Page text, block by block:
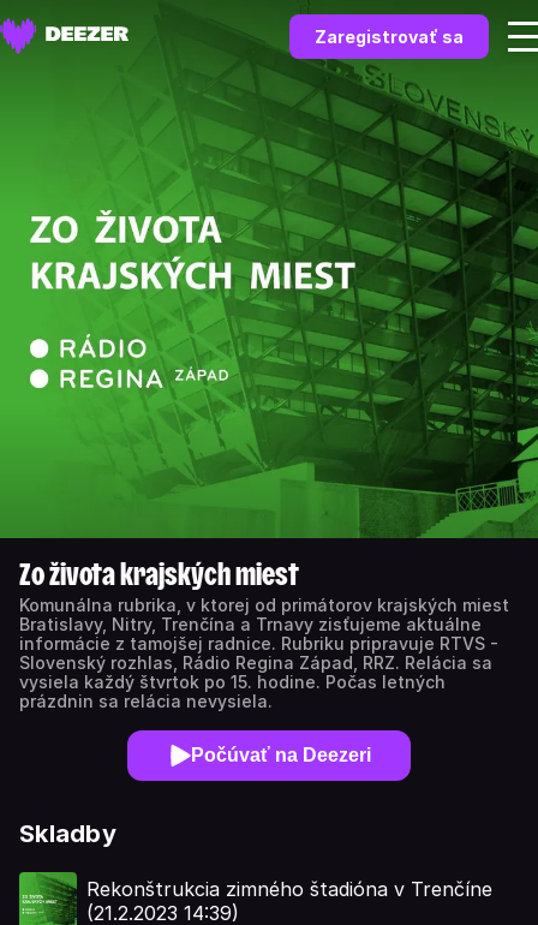
Zaregistrovať sa
Zo života krajských miest
Komunálna rubrika, v ktorej od primátorov krajských miest
Bratislavy, Nitry, Trenčína a Trnavy zisťujeme aktuálne
informácie z tamojšej radnice. Rubriku pripravuje RTVS -
Slovenský rozhlas, Rádio Regina Západ, RRZ. Relácia sa
vysiela každý štvrtok po 15. hodine. Počas letných
prázdnin sa relácia nevysiela.
Počúvať na Deezeri
Skladby
Rekonštrukcia zimného štadióna v Trenčíne
(21.2.2023 14:39)